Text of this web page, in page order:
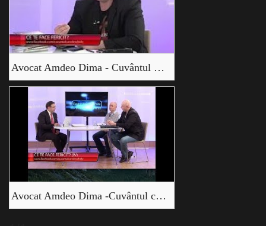
Avocat Amdeo Dima - Cuvântul care deschide - Ce te face fericit? (IIII)
Avocat Amdeo Dima -Cuvântul care deschide - Ce te face fericit? (IV)